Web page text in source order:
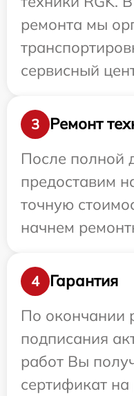
ремонта мы
сервисный
3
Ремонт
После полной
предоставим
точную
начнем
4
Гарантия
По окончании
подписания
работ Вы
сертификат на